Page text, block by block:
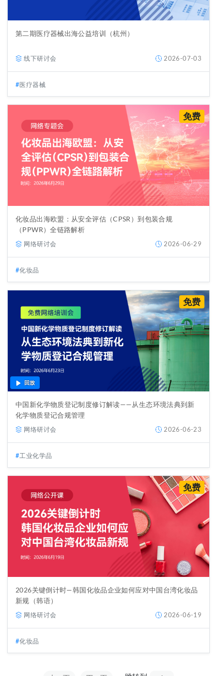
第二期医疗器械出海公益培训（杭州）
线下研讨会 2026-07-03
医疗器械
免费
化妆品出海欧盟：从安全评估（CPSR）到包装合规
（PPWR）全链路解析
网络研讨会 2026-06-29
化妆品
回放
免费
中国新化学物质登记制度修订解读——从生态环境法典到新
化学物质登记合规管理
网络研讨会 2026-06-23
工业化学品
免费
2026关键倒计时—韩国化妆品企业如何应对中国台湾化妆品
新规（韩语）
网络研讨会 2026-06-19
化妆品